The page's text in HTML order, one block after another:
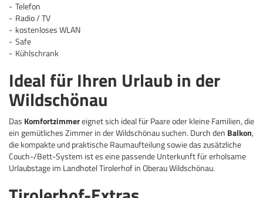
Telefon
Radio / TV
kostenloses WLAN
Safe
Kühlschrank
Ideal für Ihren Urlaub in der
Wildschönau
Das Komfortzimmereignet sich ideal für Paare oder kleine Familien, die
ein gemütliches Zimmer in der Wildschönau suchen. Durch den Balkon,
die kompakte und praktische Raumaufteilung sowie das zusätzliche
Couch-/Bett-System ist es eine passende Unterkunft für erholsame
Urlaubstage im Landhotel Tirolerhof in Oberau Wildschönau.